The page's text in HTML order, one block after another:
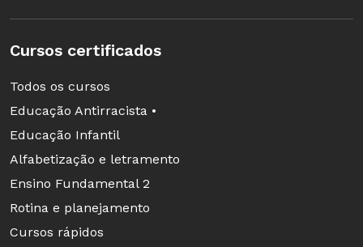
Cursos certificados
Todos os cursos
Educação Antirracista •
Educação Infantil
Alfabetização e letramento
Ensino Fundamental 2
Rotina e planejamento
Cursos rápidos